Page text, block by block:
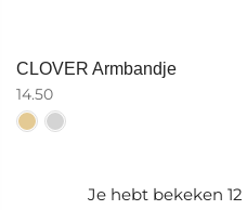
CLOVER Armbandje
14.50
Je hebt bekeken 12